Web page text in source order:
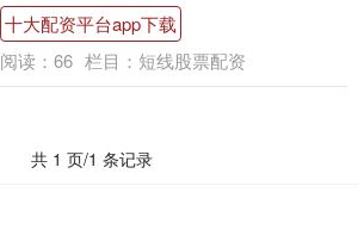
十大配资平台app下载
阅读： 66 栏目： 短线股票配资
共 1 页/1 条记录